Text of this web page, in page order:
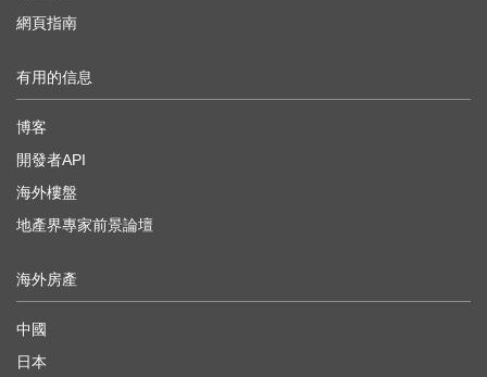
網頁指南
有用的信息
博客
開發者API
海外樓盤
地產界專家前景論壇
海外房產
中國
日本